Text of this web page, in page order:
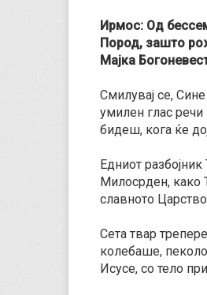
Ирмос: Од
Пород, зашто
Мајка
Смилувај се,
умилен глас речи
бидеш, кога ќе
Едниот
Милосрден, како
славното
Сета твар
колебаше,
Исусе, со тело